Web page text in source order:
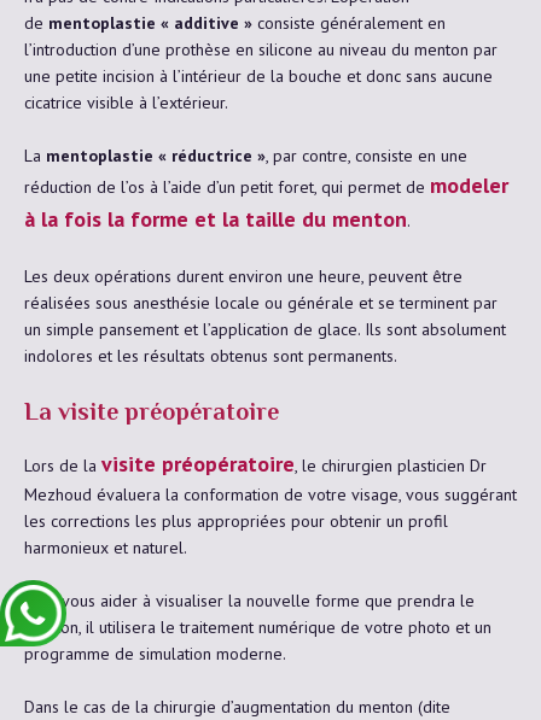
de mentoplastie « additive » consiste généralement en
l’introduction d’une prothèse en silicone au niveau du menton par
une petite incision à l’intérieur de la bouche et donc sans aucune
cicatrice visible à l’extérieur.
La mentoplastie « réductrice », par contre, consiste en une
réduction de l’os à l’aide d’un petit foret, qui permet de modeler
à la fois la forme et la taille du menton.
Les deux opérations durent environ une heure, peuvent être
réalisées sous anesthésie locale ou générale et se terminent par
un simple pansement et l’application de glace. Ils sont absolument
indolores et les résultats obtenus sont permanents.
La visite préopératoire
Lors de la visite préopératoire, le chirurgien plasticien Dr
Mezhoud évaluera la conformation de votre visage, vous suggérant
les corrections les plus appropriées pour obtenir un profil
harmonieux et naturel.
Pour vous aider à visualiser la nouvelle forme que prendra le
menton, il utilisera le traitement numérique de votre photo et un
programme de simulation moderne.
Dans le cas de la chirurgie d’augmentation du menton (dite